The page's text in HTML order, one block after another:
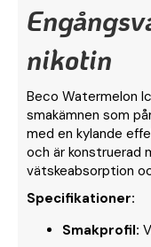
nikotin
Beco Watermelon
smakämnen som
med en kylande
och är konstruerad
vätskeabsorption
Specifikationer:
Smakprofil: